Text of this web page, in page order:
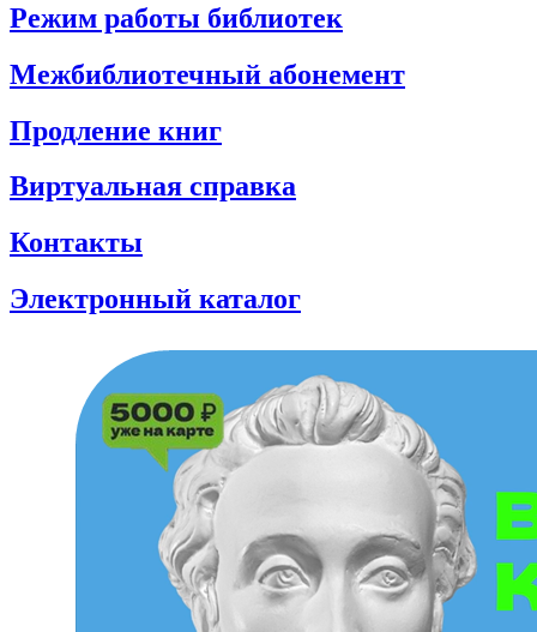
Режим работы библиотек
Межбиблиотечный абонемент
Продление книг
Виртуальная справка
Контакты
Электронный каталог